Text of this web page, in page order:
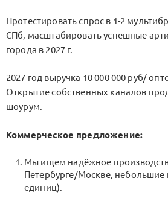
Протестировать спрос в 1-2
СПб, масштабировать успешные
города в 2027 г.
2027 год выручка 10 000 000 руб/
Открытие собственных каналов
шоурум.
Коммерческое предложение:
Мы ищем надёжное
Петербурге/Москве, небольшие
единиц).